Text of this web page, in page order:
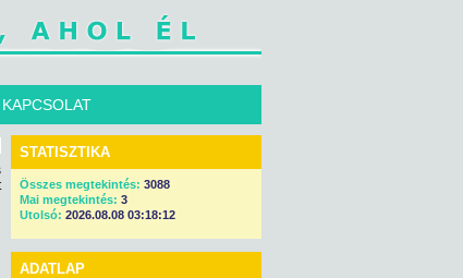
KAPCSOLAT
STATISZTIKA
Összes megtekintés: 3088
Mai megtekintés: 3
Utolsó: 2026.08.08 03:18:12
ADATLAP